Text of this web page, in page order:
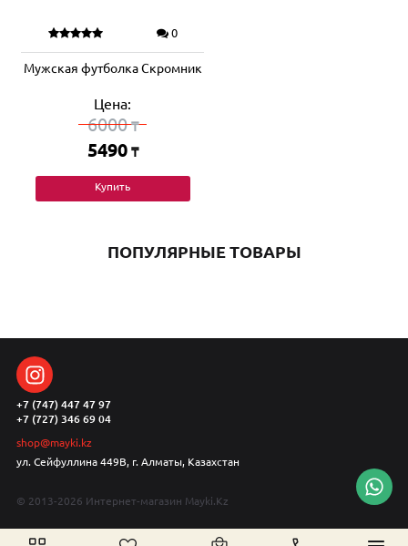
0
Мужская футболка Скромник
Цена:
6000₸
5490 ₸
Купить
ПОПУЛЯРНЫЕ ТОВАРЫ
+7 (747) 447 47 97
+7 (727) 346 69 04
shop@mayki.kz
ул. Сейфуллина 449В, г. Алматы, Казахстан
© 2013-2026 Интернет-магазин Mayki.Kz